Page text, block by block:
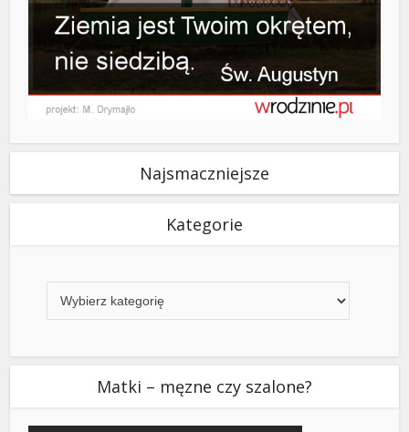
Najsmaczniejsze
Kategorie
Matki – męzne czy szalone?